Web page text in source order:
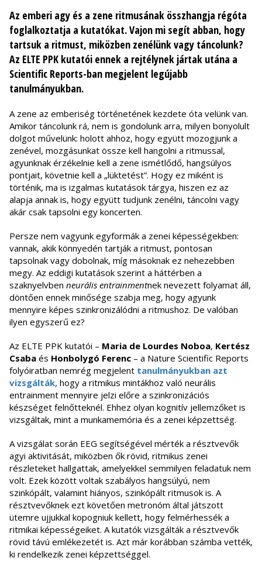
Az emberi agy és a zene ritmusának összhangja régóta
foglalkoztatja a kutatókat. Vajon mi segít abban, hogy
tartsuk a ritmust, miközben zenélünk vagy táncolunk?
Az ELTE PPK kutatói ennek a rejtélynek jártak utána a
Scientific Reports-ban megjelent legújabb
tanulmányukban.
A zene az emberiség történetének kezdete óta velünk van.
Amikor táncolunk rá, nem is gondolunk arra, milyen bonyolult
dolgot művelünk: holott ahhoz, hogy együtt mozogjunk a
zenével, mozgásunkat össze kell hangolni a ritmussal,
agyunknak érzékelnie kell a zene ismétlődő, hangsúlyos
pontjait, követnie kell a „lüktetést”. Hogy ez miként is
történik, ma is izgalmas kutatások tárgya, hiszen ez az
alapja annak is, hogy együtt tudjunk zenélni, táncolni vagy
akár csak tapsolni egy koncerten.
Persze nem vagyunk egyformák a zenei képességekben:
vannak, akik könnyedén tartják a ritmust, pontosan
tapsolnak vagy dobolnak, míg másoknak ez nehezebben
megy. Az eddigi kutatások szerint a háttérben a
szaknyelvben neurális entrainmentnek nevezett folyamat áll,
döntően ennek minősége szabja meg, hogy agyunk
mennyire képes szinkronizálódni a ritmushoz. De valóban
ilyen egyszerű ez?
Az ELTE PPK kutatói – Maria de Lourdes Noboa, Kertész
Csaba és Honbolygó Ferenc – a Nature Scientific Reports
folyóiratban nemrég megjelent tanulmányukban azt
vizsgálták, hogy a ritmikus mintákhoz való neurális
entrainment mennyire jelzi előre a szinkronizációs
készséget felnőtteknél. Ehhez olyan kognitív jellemzőket is
vizsgáltak, mint a munkamemória és a zenei képzettség.
A vizsgálat során EEG segítségével mérték a résztvevők
agyi aktivitását, miközben ők rövid, ritmikus zenei
részleteket hallgattak, amelyekkel semmilyen feladatuk nem
volt. Ezek között voltak szabályos hangsúlyú, nem
szinkópált, valamint hiányos, szinkópált ritmusok is. A
résztvevőknek ezt követően metronóm által játszott
ütemre ujjukkal kopogniuk kellett, hogy felmérhessék a
ritmikai képességeiket. A kutatók vizsgálták a résztvevők
rövid távú emlékezetét is. Azt már korábban számba vették,
ki rendelkezik zenei képzettséggel.